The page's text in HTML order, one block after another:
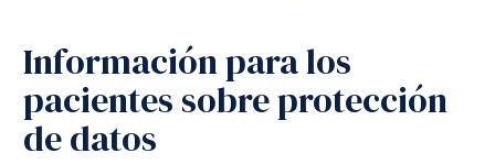
Información para los
pacientes sobre protección
de datos